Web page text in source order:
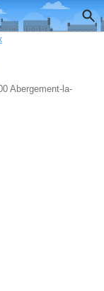
Abergement-la-